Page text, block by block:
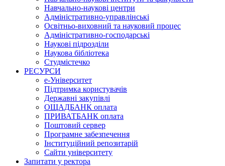
Навчально-наукові центри
Адміністративно-управлінські
Освітньо-виховний та науковий процес
Адміністративно-господарські
Наукові підрозділи
Наукова бібліотека
Студмістечко
РЕСУРСИ
е-Університет
Підтримка користувачів
Державні закупівлі
ОЩАДБАНК оплата
ПРИВАТБАНК оплата
Поштовий сервер
Програмне забезпечення
Інституційний репозитарій
Сайти університету
Запитати у ректора